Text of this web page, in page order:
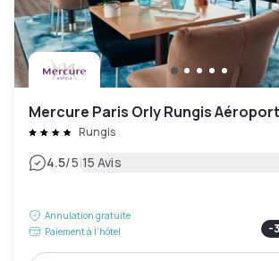
Mercure Paris Orly Rungis Aéroport
Rungis
4.5/5|15 Avis
Annulation gratuite
Paiement à l'hôtel
-